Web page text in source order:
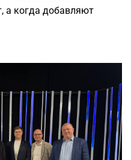
а когда добавляют